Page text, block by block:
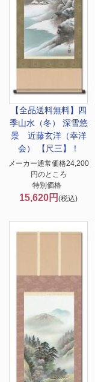
【全品送料無料】 四
季山水（冬） 深雪悠
景 近藤玄洋（幸洋
会） 【尺三】！
メーカー通常価格24,200
円のところ
特別価格
15,620円(税込)